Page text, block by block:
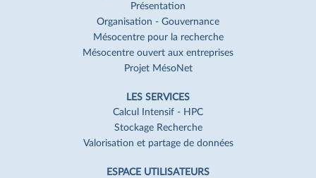
Présentation
Organisation - Gouvernance
Mésocentre pour la recherche
Mésocentre ouvert aux entreprises
Projet MésoNet
LES SERVICES
Calcul Intensif - HPC
Stockage Recherche
Valorisation et partage de données
ESPACE UTILISATEURS